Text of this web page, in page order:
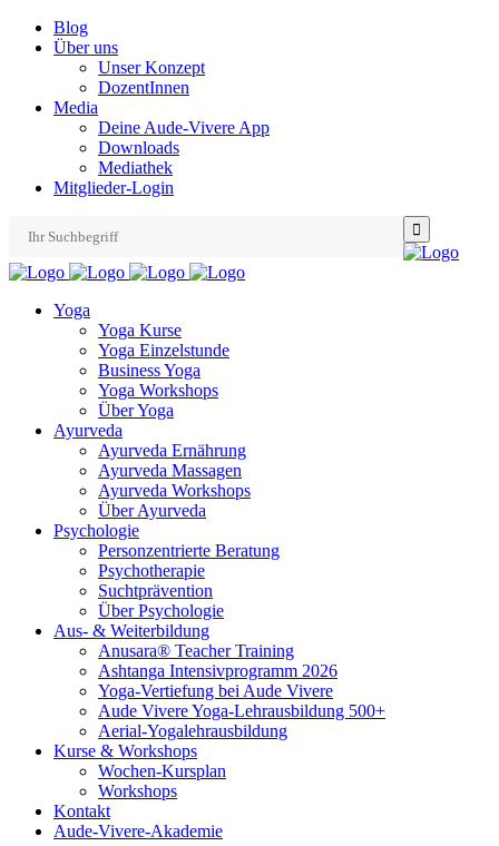
Blog
Über uns
Unser Konzept
DozentInnen
Media
Deine Aude-Vivere App
Downloads
Mediathek
Mitglieder-Login
Search
for:
Yoga
Yoga Kurse
Yoga Einzelstunde
Business Yoga
Yoga Workshops
Über Yoga
Ayurveda
Ayurveda Ernährung
Ayurveda Massagen
Ayurveda Workshops
Über Ayurveda
Psychologie
Personzentrierte Beratung
Psychotherapie
Suchtprävention
Über Psychologie
Aus- & Weiterbildung
Anusara® Teacher Training
Ashtanga Intensivprogramm 2026
Yoga-Vertiefung bei Aude Vivere
Aude Vivere Yoga-Lehrausbildung 500+
Aerial-Yogalehrausbildung
Kurse & Workshops
Wochen-Kursplan
Workshops
Kontakt
Aude-Vivere-Akademie